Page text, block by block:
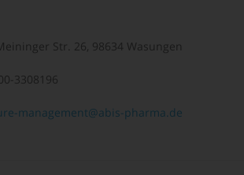
Str. 26, 98634 Wasungen
3308196
management@abis-pharma.de